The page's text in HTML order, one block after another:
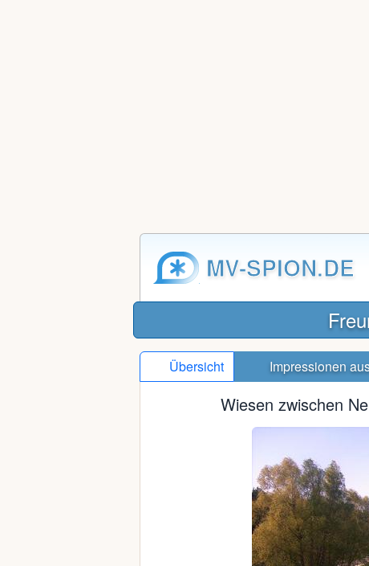
MV-SPION.DE
Übersicht Impressionen
Wiesen zwischen